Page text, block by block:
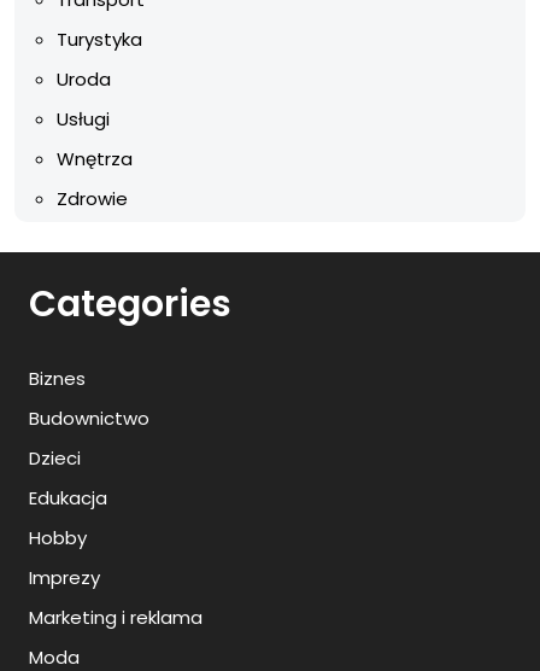
Turystyka
Uroda
Usługi
Wnętrza
Zdrowie
Categories
Biznes
Budownictwo
Dzieci
Edukacja
Hobby
Imprezy
Marketing i reklama
Moda